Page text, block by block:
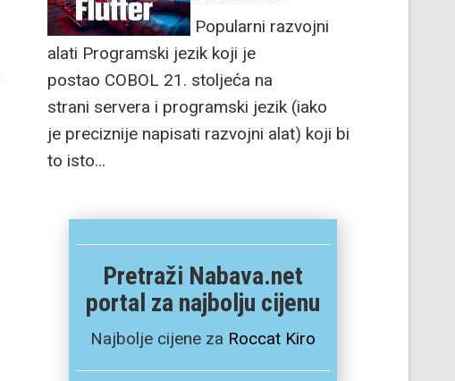
Popularni razvojni
alati Programski jezik koji je
postao COBOL 21. stoljeća na
strani servera i programski jezik (iako
je preciznije napisati razvojni alat) koji bi
to isto…
Pretraži Nabava.net
portal za najbolju cijenu
Najbolje cijene za Roccat Kiro